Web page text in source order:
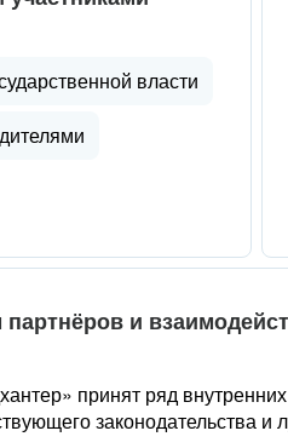
власти
и
принят ряд
законодательства и